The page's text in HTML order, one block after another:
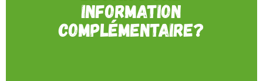
information
complémentaire?